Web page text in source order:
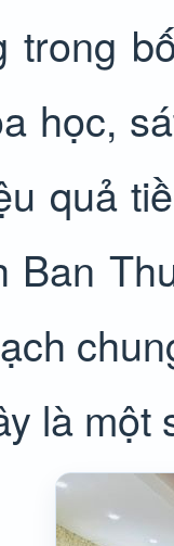
trong
học,
quả
Ban
là một